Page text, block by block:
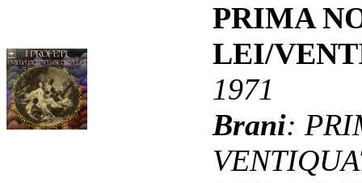
PRIMA
LEI/
1971
Brani: